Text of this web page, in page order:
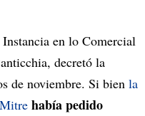
en lo Comercial
decretó la
de noviembre. Si bien la
había pedido